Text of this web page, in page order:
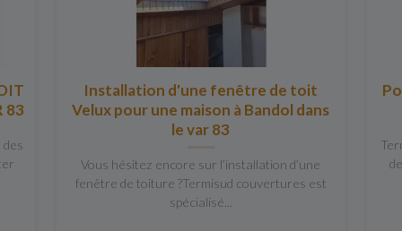
83
Installation d'une fenêtre de toit
Velux pour une maison à Bandol dans
le var 83
Vous hésitez encore sur l’installation d’une
fenêtre de toiture ?Termisud couvertures est
spécialisé...